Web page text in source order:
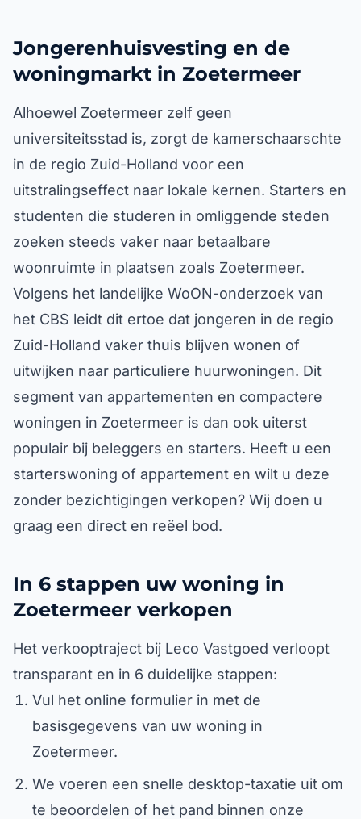
Jongerenhuisvesting en de
woningmarkt in Zoetermeer
Alhoewel Zoetermeer zelf geen
universiteitsstad is, zorgt de kamerschaarschte
in de regio Zuid-Holland voor een
uitstralingseffect naar lokale kernen. Starters en
studenten die studeren in omliggende steden
zoeken steeds vaker naar betaalbare
woonruimte in plaatsen zoals Zoetermeer.
Volgens het landelijke WoON-onderzoek van
het CBS leidt dit ertoe dat jongeren in de regio
Zuid-Holland vaker thuis blijven wonen of
uitwijken naar particuliere huurwoningen. Dit
segment van appartementen en compactere
woningen in Zoetermeer is dan ook uiterst
populair bij beleggers en starters. Heeft u een
starterswoning of appartement en wilt u deze
zonder bezichtigingen verkopen? Wij doen u
graag een direct en reëel bod.
In 6 stappen uw woning in
Zoetermeer verkopen
Het verkooptraject bij Leco Vastgoed verloopt
transparant en in 6 duidelijke stappen:
Vul het online formulier in met de
basisgegevens van uw woning in
Zoetermeer.
We voeren een snelle desktop-taxatie uit om
te beoordelen of het pand binnen onze